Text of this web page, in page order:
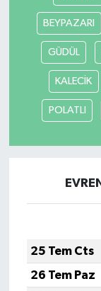
BEYPAZARI
GÜDÜL
KALECİK
POLATLI
25 Tem Cts
26 Tem Paz